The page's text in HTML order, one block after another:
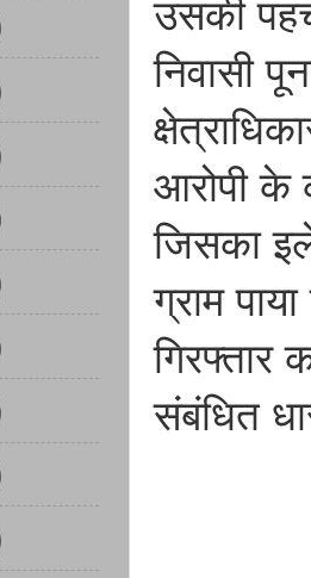
उसकी
निवासी
आरोपी के
जिसका
ग्राम
गिरफ्तार
संबंधित